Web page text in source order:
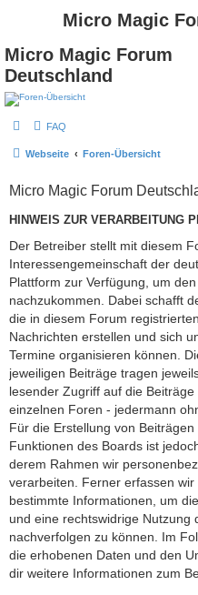
Micro Magic
Micro Magic Forum
Deutschland
FAQ
Webseite Foren-Übersicht
Micro Magic Forum
HINWEIS ZUR VERARBEITUNG
Der Betreiber stellt mit diesem
Interessengemeinschaft der
Plattform zur Verfügung, um
nachzukommen. Dabei schafft
die in diesem Forum
Nachrichten erstellen und sich
Termine organisieren können.
jeweiligen Beiträge tragen
lesender Zugriff auf die
einzelnen Foren - jedermann
Für die Erstellung von
Funktionen des Boards ist
derem Rahmen wir
verarbeiten. Ferner erfassen
bestimmte Informationen, um
und eine rechtswidrige Nutzung
nachverfolgen zu können. Im
die erhobenen Daten und den
dir weitere Informationen zum